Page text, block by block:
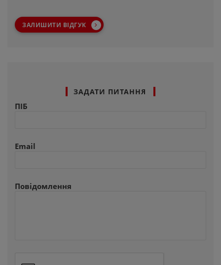
ЗАЛИШИТИ ВІДГУК
ЗАДАТИ ПИТАННЯ
ПІБ
Email
Повідомлення